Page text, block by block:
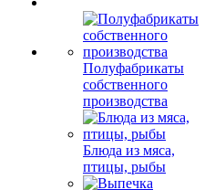
Полуфабрикаты
собственного
производства
Блюда из мяса,
птицы, рыбы